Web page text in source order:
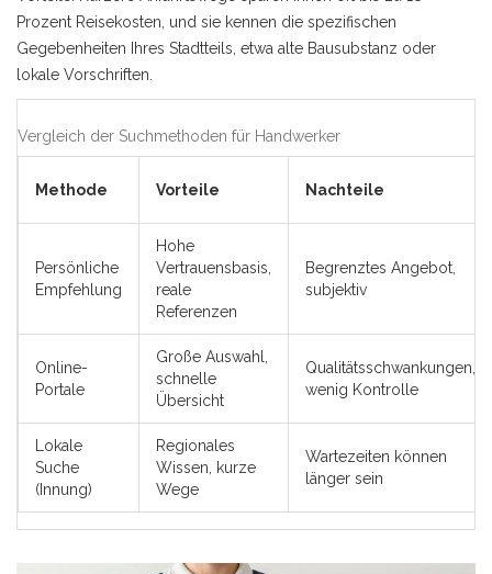
Prozent Reisekosten, und sie kennen die spezifischen
Gegebenheiten Ihres Stadtteils, etwa alte Bausubstanz oder
lokale Vorschriften.
Vergleich der Suchmethoden für Handwerker
Methode Vorteile Nachteile
Persönliche
Empfehlung
Hohe
Vertrauensbasis,
reale
Referenzen
Begrenztes Angebot,
subjektiv
Online-
Portale
Große Auswahl,
schnelle
Übersicht
Qualitätsschwankungen,
wenig Kontrolle
Lokale
Suche
(Innung)
Regionales
Wissen, kurze
Wege
Wartezeiten können
länger sein